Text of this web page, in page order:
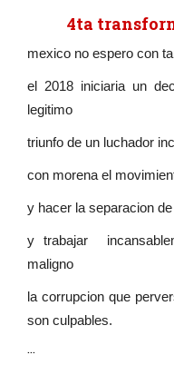
4ta
mexico no espero con
el 2018 iniciaria un
legitimo
triunfo de un luchador
con morena el
y hacer la separacion
y trabajar
maligno
la corrupcion que
son culpables.
...